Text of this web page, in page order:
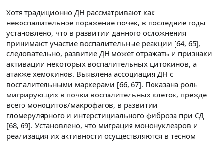
Хотя традиционно ДН рассматривают как
невоспалительное поражение почек, в последние годы
установлено, что в развитии данного осложнения
принимают участие воспалительные реакции [64, 65],
следовательно, развитие ДН может отражать и признаки
активации некоторых воспалительных цитокинов, а
атакже хемокинов. Выявлена ассоциация ДН с
воспалительными маркерами [66, 67]. Показана роль
мигрирующих в почки воспалительных клеток, прежде
всего моноцитов/макрофагов, в развитии
гломерулярного и интерстициального фиброза при СД
[68, 69]. Установлено, что миграция мононуклеаров и
реализация их активности осуществляются в тесном